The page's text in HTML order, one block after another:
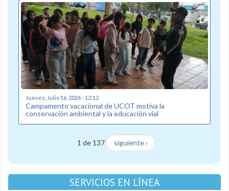
Jueves, Julio 16, 2026 - 12:12
Campamento vacacional de UCOT motiva la
conservación ambiental y la educación vial
1 de 137 siguiente ›
SERVICIOS EN LÍNEA